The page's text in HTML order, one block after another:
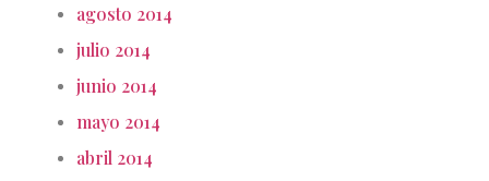
agosto 2014
julio 2014
junio 2014
mayo 2014
abril 2014